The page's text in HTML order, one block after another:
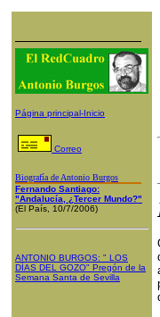
Página principal-Inicio
Correo
Biografía de Antonio Burgos
Fernando Santiago:
"Andalucía, ¿Tercer Mundo?"
(El País, 10/7/2006)
ANTONIO BURGOS: " LOS
DÍAS DEL GOZO" Pregón de la
Semana Santa de Sevilla